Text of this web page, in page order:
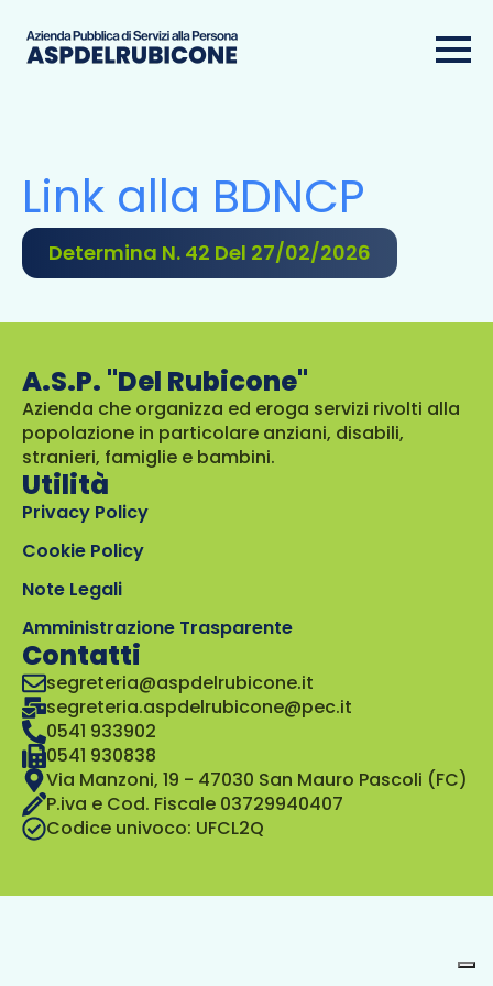
Link alla BDNCP
Determina N. 42 Del 27/02/2026
A.S.P. "Del Rubicone"
Azienda che organizza ed eroga servizi rivolti alla
popolazione in particolare anziani, disabili,
stranieri, famiglie e bambini.
Utilità
Privacy Policy
Cookie Policy
Note Legali
Amministrazione Trasparente
Contatti
segreteria@aspdelrubicone.it
segreteria.aspdelrubicone@pec.it
0541 933902
0541 930838
Via Manzoni, 19 - 47030 San Mauro Pascoli (FC)
P.iva e Cod. Fiscale 03729940407
Codice univoco: UFCL2Q